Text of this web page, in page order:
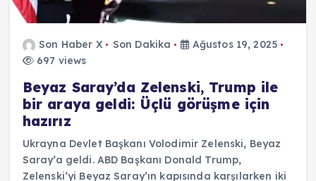
Son Haber X Son Dakika
Ağustos 19, 2025
697 views
Beyaz Saray’da Zelenski, Trump ile
bir araya geldi: Üçlü görüşme için
hazırız
Ukrayna Devlet Başkanı Volodimir Zelenski, Beyaz
Saray’a geldi. ABD Başkanı Donald Trump,
Zelenski’yi Beyaz Saray’ın kapısında karşılarken iki